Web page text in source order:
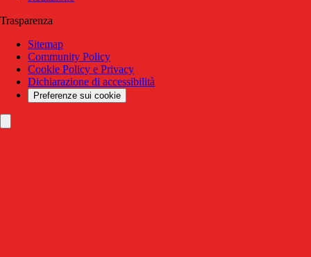
Trasparenza
Sitemap
Community Policy
Cookie Policy e Privacy
Dichiarazione di accessibilità
Preferenze sui cookie